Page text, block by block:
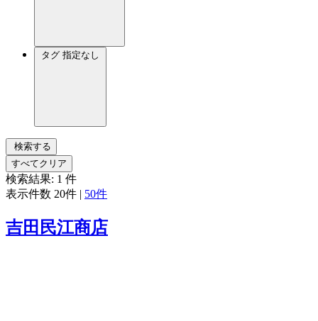
タグ 指定なし
検索する
すべてクリア
検索結果: 1 件
表示件数 20件 | 50件
吉田民江商店